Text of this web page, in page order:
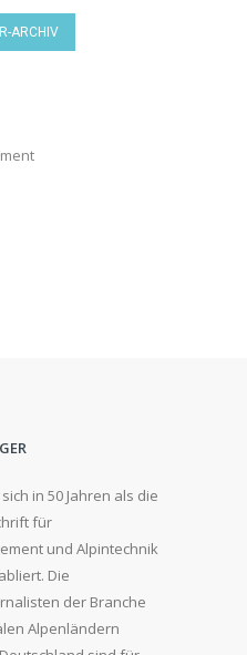
ARCHIV
sich in 50 Jahren als die
für
und Alpintechnik
Die
der Branche
Alpenländern